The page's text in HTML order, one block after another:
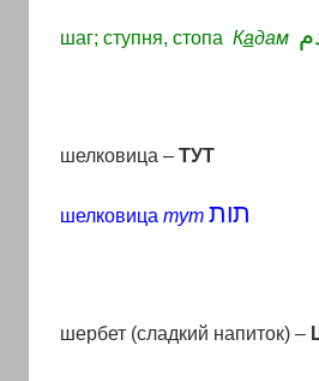
шаг; ступня, стопа Кадам
шелковица – ТУТ
шелковица тут תות
шербет (сладкий напиток) –